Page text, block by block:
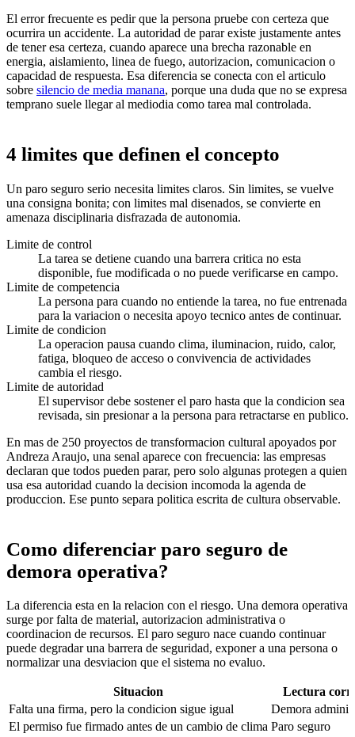
El error frecuente es pedir que la persona pruebe con certeza que
ocurrira un accidente. La autoridad de parar existe justamente antes
de tener esa certeza, cuando aparece una brecha razonable en
energia, aislamiento, linea de fuego, autorizacion, comunicacion o
capacidad de respuesta. Esa diferencia se conecta con el articulo
sobre silencio de media manana, porque una duda que no se expresa
temprano suele llegar al mediodia como tarea mal controlada.
4 limites que definen el concepto
Un paro seguro serio necesita limites claros. Sin limites, se vuelve
una consigna bonita; con limites mal disenados, se convierte en
amenaza disciplinaria disfrazada de autonomia.
Limite de control
La tarea se detiene cuando una barrera critica no esta
disponible, fue modificada o no puede verificarse en campo.
Limite de competencia
La persona para cuando no entiende la tarea, no fue entrenada
para la variacion o necesita apoyo tecnico antes de continuar.
Limite de condicion
La operacion pausa cuando clima, iluminacion, ruido, calor,
fatiga, bloqueo de acceso o convivencia de actividades
cambia el riesgo.
Limite de autoridad
El supervisor debe sostener el paro hasta que la condicion sea
revisada, sin presionar a la persona para retractarse en publico.
En mas de 250 proyectos de transformacion cultural apoyados por
Andreza Araujo, una senal aparece con frecuencia: las empresas
declaran que todos pueden parar, pero solo algunas protegen a quien
usa esa autoridad cuando la decision incomoda la agenda de
produccion. Ese punto separa politica escrita de cultura observable.
Como diferenciar paro seguro de
demora operativa?
La diferencia esta en la relacion con el riesgo. Una demora operativa
surge por falta de material, autorizacion administrativa o
coordinacion de recursos. El paro seguro nace cuando continuar
puede degradar una barrera de seguridad, exponer a una persona o
normalizar una desviacion que el sistema no evaluo.
Situacion
Lectura
Falta una firma, pero la condicion sigue igual
Demora
El permiso fue firmado antes de un cambio de clima Paro seguro